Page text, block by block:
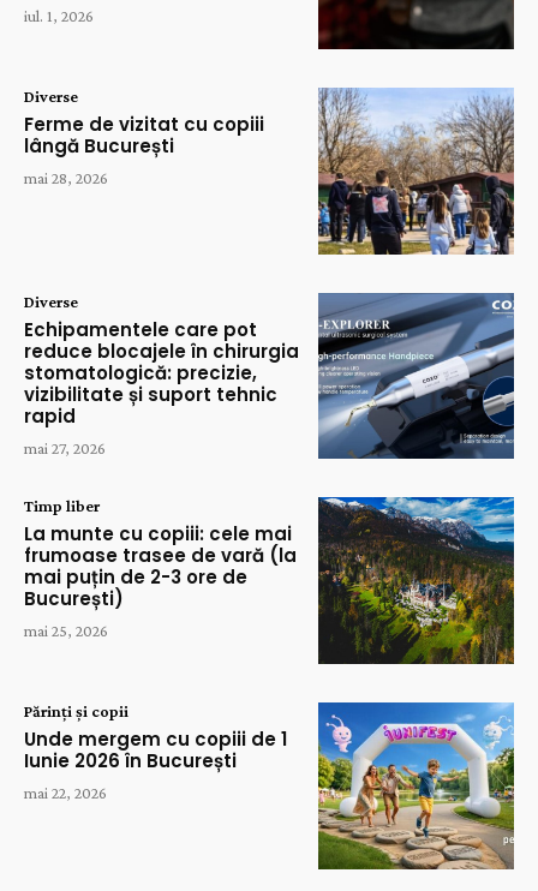
iul. 1, 2026
Diverse
Ferme de vizitat cu copiii
lângă București
mai 28, 2026
Diverse
Echipamentele care pot
reduce blocajele în chirurgia
stomatologică: precizie,
vizibilitate și suport tehnic
rapid
mai 27, 2026
Timp liber
La munte cu copiii: cele mai
frumoase trasee de vară (la
mai puțin de 2-3 ore de
București)
mai 25, 2026
Părinți și copii
Unde mergem cu copiii de 1
Iunie 2026 în București
mai 22, 2026